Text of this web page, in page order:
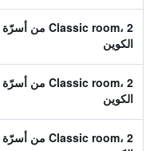
Classic room، 2 من أسرّة
الكوين
Classic room، 2 من أسرّة
الكوين
Classic room، 2 من أسرّة